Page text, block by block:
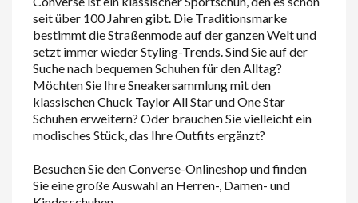
seit über 100 Jahren gibt. Die Traditionsmarke
bestimmt die Straßenmode auf der ganzen Welt und
setzt immer wieder Styling-Trends. Sind Sie auf der
Suche nach bequemen Schuhen für den Alltag?
Möchten Sie Ihre Sneakersammlung mit den
klassischen Chuck Taylor All Star und One Star
Schuhen erweitern? Oder brauchen Sie vielleicht ein
modisches Stück, das Ihre Outfits ergänzt?
Besuchen Sie den Converse-Onlineshop und finden
Sie eine große Auswahl an Herren-, Damen- und